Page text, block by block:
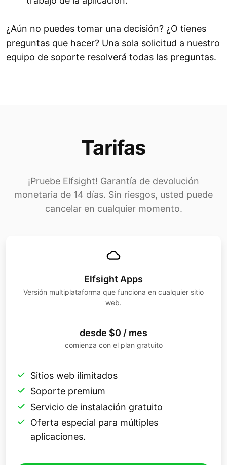
¿Aún no puedes tomar una decisión? ¿O tienes
preguntas que hacer? Una sola solicitud a nuestro
equipo de soporte resolverá todas las preguntas.
Tarifas
¡Pruebe Elfsight! Garantía de devolución
monetaria de 14 días. Sin riesgos, usted puede
cancelar en cualquier momento.
Elfsight Apps
Versión multiplataforma que funciona en cualquier sitio
web.
desde $0 / mes
comienza con el plan gratuito
Sitios web ilimitados
Soporte premium
Servicio de instalación gratuito
Oferta especial para múltiples
aplicaciones.